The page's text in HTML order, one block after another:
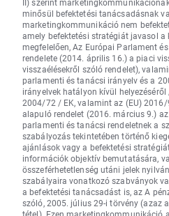
II) szerint
minősül befektetési tanácsadásnak
marketingkommunikáció nem
amely befektetési stratégiát javasol a
megfelelően, Az Európai Parlament
rendelete (2014. április 16.) a piaci
visszaélésekről szóló rendelet),
parlamenti és tanácsi irányelv és a
irányelvek hatályon kívül
2004/72 / EK, valamint az (EU)
alapuló rendelet (2016. március 9.)
parlamenti és tanácsi rendeletnek a
szabályozás tekintetében történő
ajánlások vagy a befektetési
információk objektív bemutatására,
összeférhetetlenség utáni jelek
szabályaira vonatkozó szabványok
a befektetési tanácsadást is, az A
szóló, 2005. július 29-i törvény (azaz